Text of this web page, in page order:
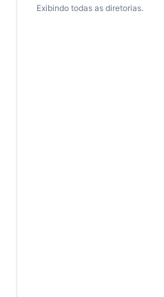
Exibindo todas as diretorias.